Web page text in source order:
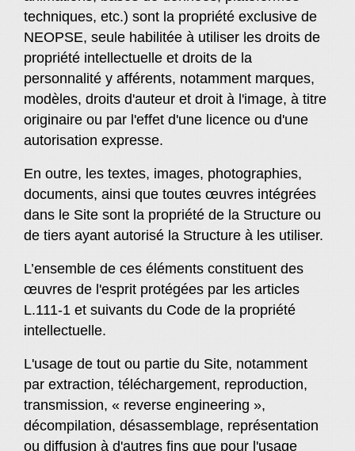
techniques, etc.) sont la propriété exclusive de
NEOPSE, seule habilitée à utiliser les droits de
propriété intellectuelle et droits de la
personnalité y afférents, notamment marques,
modèles, droits d'auteur et droit à l'image, à titre
originaire ou par l'effet d'une licence ou d'une
autorisation expresse.
En outre, les textes, images, photographies,
documents, ainsi que toutes œuvres intégrées
dans le Site sont la propriété de la Structure ou
de tiers ayant autorisé la Structure à les utiliser.
L’ensemble de ces éléments constituent des
œuvres de l'esprit protégées par les articles
L.111-1 et suivants du Code de la propriété
intellectuelle.
L'usage de tout ou partie du Site, notamment
par extraction, téléchargement, reproduction,
transmission, « reverse engineering »,
décompilation, désassemblage, représentation
ou diffusion à d'autres fins que pour l'usage